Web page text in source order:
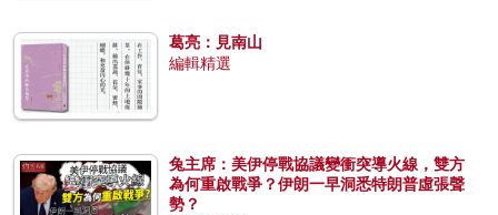
葛亮：見南山
編輯精選
兔主席：美伊停戰協議變衝突導火線，雙方
為何重啟戰爭？伊朗一早洞悉特朗普虛張聲
勢？